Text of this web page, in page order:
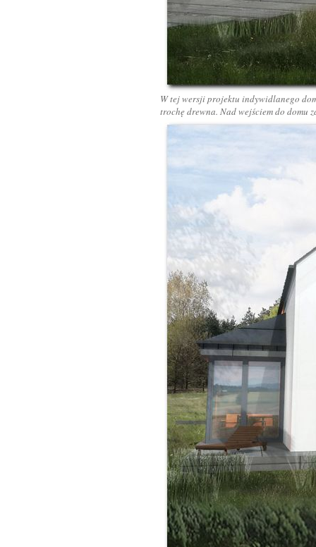
W tej wersji projektu indywidlanego
trochę drewna. Nad wejściem do domu